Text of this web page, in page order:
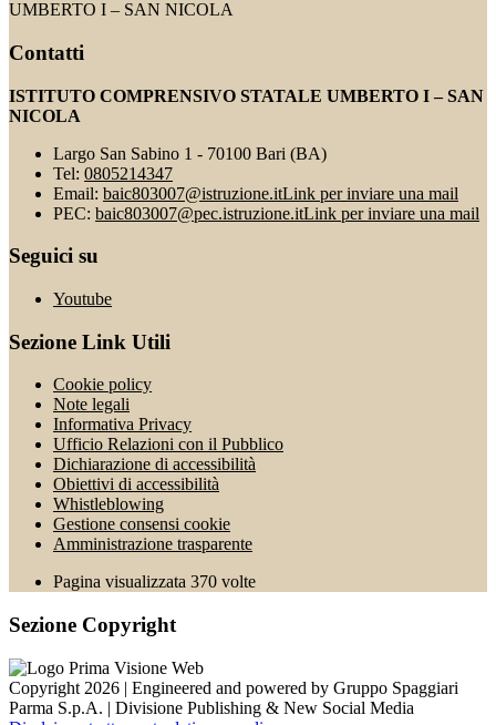
UMBERTO I – SAN NICOLA
Contatti
ISTITUTO COMPRENSIVO STATALE UMBERTO I – SAN
NICOLA
Largo San Sabino 1 - 70100 Bari (BA)
Tel: 0805214347
Email: baic803007@istruzione.itLink per inviare una mail
PEC: baic803007@pec.istruzione.itLink per inviare una mail
Seguici su
Youtube
Sezione Link Utili
Cookie policy
Note legali
Informativa Privacy
Ufficio Relazioni con il Pubblico
Dichiarazione di accessibilità
Obiettivi di accessibilità
Whistleblowing
Gestione consensi cookie
Amministrazione trasparente
Pagina visualizzata 370 volte
Sezione Copyright
Copyright 2026 | Engineered and powered by Gruppo Spaggiari
Parma S.p.A. | Divisione Publishing & New Social Media